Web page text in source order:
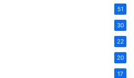
51
30
22
20
17